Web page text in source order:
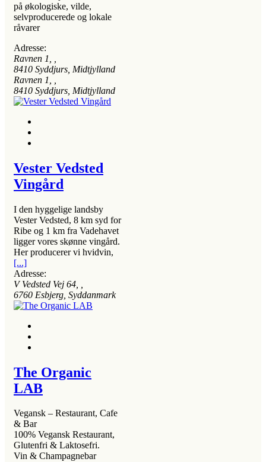
på økologiske, vilde,
selvproducerede og lokale
råvarer
Adresse:
Ravnen 1
8410 Syddjurs, Midtjylland
Ravnen 1
8410 Syddjurs, Midtjylland
Vester Vedsted
Vingård
I den hyggelige landsby
Vester Vedsted, 8 km syd for
Ribe og 1 km fra Vadehavet
ligger vores skønne vingård.
Her producerer vi hvidvin,
[...]
Adresse:
V Vedsted Vej 64
6760 Esbjerg, Syddanmark
The Organic
LAB
Vegansk – Restaurant, Cafe
& Bar
100% Vegansk Restaurant,
Glutenfri & Laktosefri.
Vin & Champagnebar